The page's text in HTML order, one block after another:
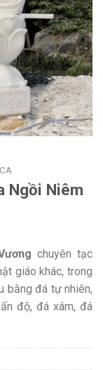
Ngồi Niêm
chuyên tạc
giáo khác, trong
bằng đá tự nhiên,
độ, đá xám, đá